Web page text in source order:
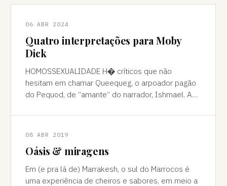
06 ABR 2024
Quatro interpretações para Moby
Dick
HOMOSSEXUALIDADE H� críticos que não
hesitam em chamar Queequeg, o arpoador pagão
do Pequod, de “amante” do narrador, Ishmael. A
compreens
08 ABR 2019
Oásis & miragens
Em (e pra lá de) Marrakesh, o sul do Marrocos é
uma experiência de cheiros e sabores, em meio a